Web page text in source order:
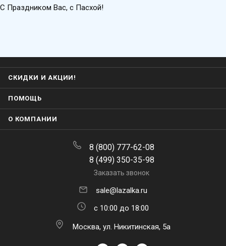
С Праздником Вас, с Пасхой!
СКИДКИ И АКЦИИ!
ПОМОЩЬ
О КОМПАНИИ
8 (800) 777-62-08
8 (499) 350-35-98
Заказать звонок
sale@lazalka.ru
с 10:00 до 18:00
Москва, ул. Никитинская, 5а